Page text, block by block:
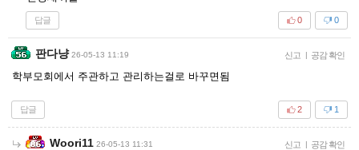
답글 0
0
판다냥 26-05-13 11:19 신고 | 공감 확인
학부모회에서 주관하고 관리하는걸로 바꾸면됨
답글 1
2
Woori11 26-05-13 11:31 신고 | 공감 확인